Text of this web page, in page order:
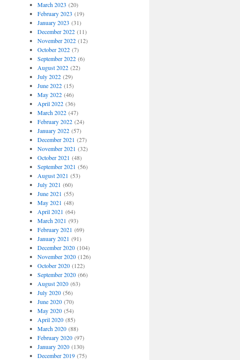
March 2023 (20)
February 2023 (19)
January 2023 (31)
December 2022(11)
November 2022(12)
October 2022(7)
September 2022(6)
August 2022(22)
July 2022(29)
June 2022(15)
May 2022(46)
April 2022(36)
March 2022(47)
February 2022(24)
January 2022(57)
December 2021 (27)
November 2021 (32)
October 2021 (48)
September 2021 (56)
August 2021 (53)
July 2021 (60)
June 2021 (55)
May 2021 (48)
April 2021 (64)
March 2021 (93)
February 2021 (69)
January 2021 (91)
December 2020(104)
November 2020(126)
October 2020(122)
September 2020(66)
August 2020(63)
July 2020(56)
June 2020(70)
May 2020(54)
April 2020(85)
March 2020(88)
February 2020(97)
January 2020(130)
December 2019(75)